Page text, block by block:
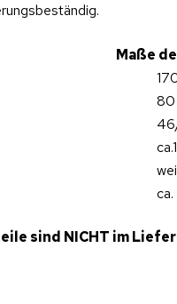
Maße
80
sind NICHT im